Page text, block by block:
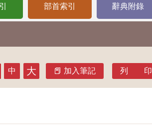
部首索引 辭典附錄
中 大 加入筆記 列 印